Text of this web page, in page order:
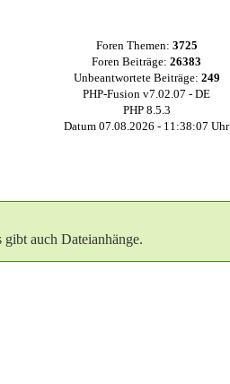
Foren Themen: 3725
Foren Beiträge: 26383
Unbeantwortete Beiträge: 249
PHP-Fusion v7.02.07 - DE
PHP 8.5.3
Datum 07.08.2026 - 11:38:08 Uhr
auch Dateianhänge.